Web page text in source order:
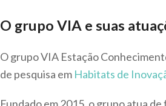
O grupo VIA e suas
O grupo VIA Estação
de pesquisa em Habitats de